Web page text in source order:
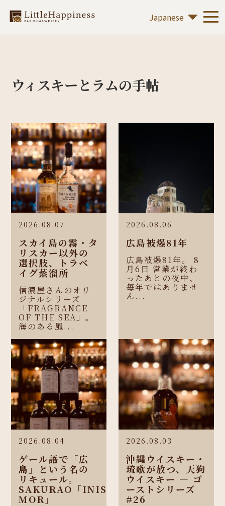
ウィスキーとラムの手帖
2026.08.07
スカイ島の霧・タ
リスカー以外の
選択肢、トラベ
イグ蒸溜所
信濃屋さんのオリ
ジナルシリーズ
「FRAGRANCE
OF THE SEA」。
海のある風...
2026.08.06
広島被爆81年
広島被爆81年。 8
月6日 営業が終わ
ったあとの夜中、
毎年ではありませ
ん...
2026.08.04
ゲール語で「広
島」という名の
リキュール。
SAKURAO「INIS
MOR」
2026.08.03
沖縄ウイスキー・
琉歌が放つ、天狗
ウイスキー ― ゴ
ーストシリーズ
#26